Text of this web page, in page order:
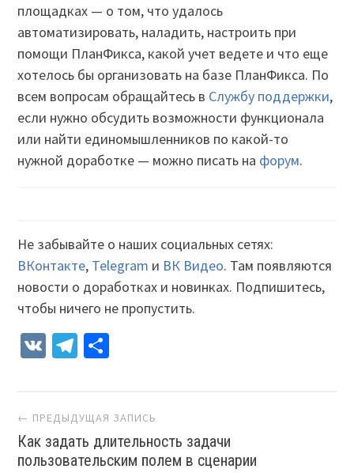
площадках — о том, что удалось
автоматизировать, наладить, настроить при
помощи ПланФикса, какой учет ведете и что еще
хотелось бы организовать на базе ПланФикса. По
всем вопросам обращайтесь в Службу поддержки,
если нужно обсудить возможности функционала
или найти единомышленников по какой-то
нужной доработке — можно писать на форум.
Не забывайте о наших социальных сетях:
ВКонтакте, Telegram и ВК Видео. Там появляются
новости о доработках и новинках. Подпишитесь,
чтобы ничего не пропустить.
VK Telegram
Навигация
← ПРЕДЫДУЩАЯ ЗАПИСЬ
Как задать длительность задачи
пользовательским полем в сценарии